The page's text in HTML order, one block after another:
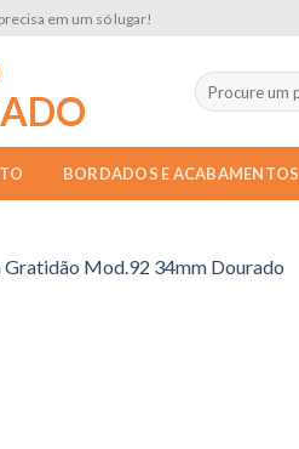
em um só lugar!
BORDADOS E ACABAMENTOS